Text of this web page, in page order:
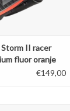
Storm II racer
fluor oranje
€149,00